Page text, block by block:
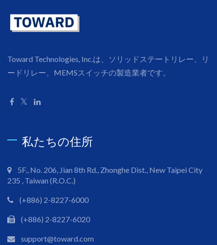
Toward Technologies, Inc.は、ソリッドステートリレー、リ
ードリレー、MEMSスイッチの製造業者です。
私たちの住所
5F., No. 206, Jian 8th Rd., Zhonghe Dist., New Taipei City
235 , Taiwan (R.O.C.)
(+886) 2-8227-6000
(+886) 2-8227-6020
support@toward.com